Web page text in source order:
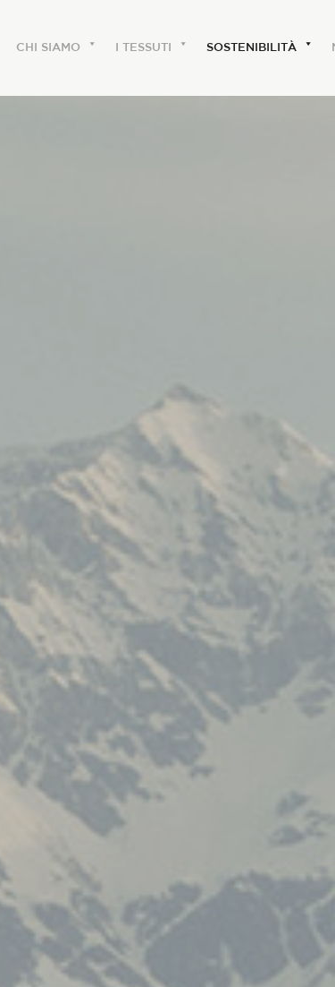
CHI SIAMO I TESSUTI SOSTENIBILITÀ
La Stagione Autunno/Inverno
La Stagione Primavera/Estate
Le sotto-collezioni
Le caratteristiche
SOSTENIBILITÀ
Heart for Earth
UpCycle
Certificazioni
Membership
NOVITÀ